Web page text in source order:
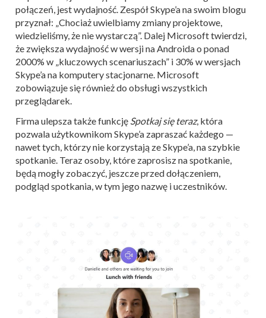
połączeń, jest wydajność. Zespół Skype’a na swoim blogu
przyznał: „Chociaż uwielbiamy zmiany projektowe,
wiedzieliśmy, że nie wystarczą”. Dalej Microsoft twierdzi,
że zwiększa wydajność w wersji na Androida o ponad
2000% w „kluczowych scenariuszach” i 30% w wersjach
Skype’a na komputery stacjonarne. Microsoft
zobowiązuje się również do obsługi wszystkich
przeglądarek.
Firma ulepsza także funkcję Spotkaj się teraz, która
pozwala użytkownikom Skype’a zapraszać każdego —
nawet tych, którzy nie korzystają ze Skype’a, na szybkie
spotkanie. Teraz osoby, które zaprosisz na spotkanie,
będą mogły zobaczyć, jeszcze przed dołączeniem,
podgląd spotkania, w tym jego nazwę i uczestników.